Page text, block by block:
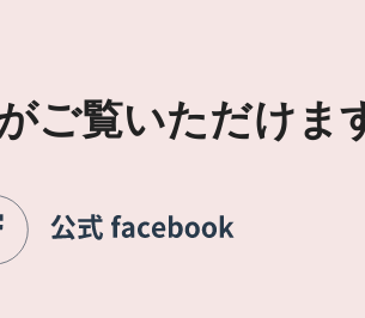
ご覧いただけま